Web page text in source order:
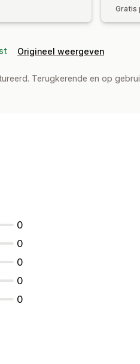
Gratis
Origineel weergeven
Terugkerende en op
0
0
0
0
0